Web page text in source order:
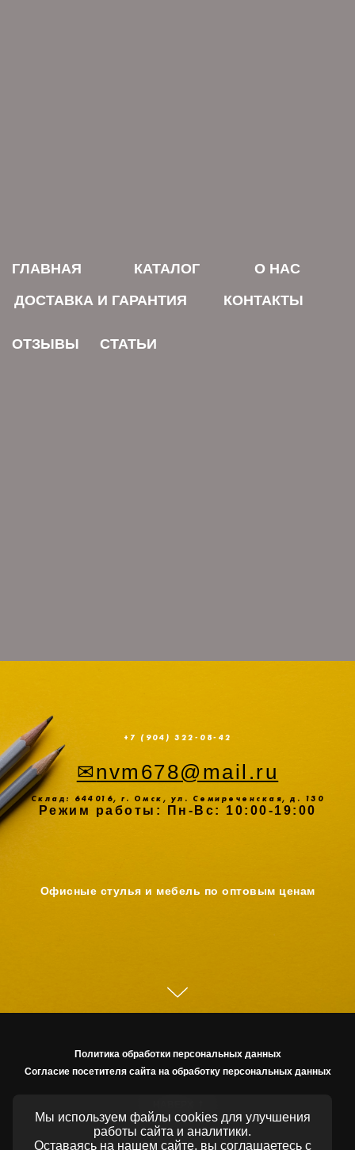
+7 (904) 322-08-42
✉nvm678@mail.ru
Склад: 644016, г. Омск, ул. Семиреченская, д. 130
Режим работы: Пн-Вс: 10:00-19:00
Офисные стулья и мебель по оптовым ценам
Политика обработки персональных данных
Согласие посетителя сайта на обработку персональных данных
Мы используем файлы cookies для улучшения
работы сайта и аналитики.
Оставаясь на нашем сайте, вы соглашаетесь с